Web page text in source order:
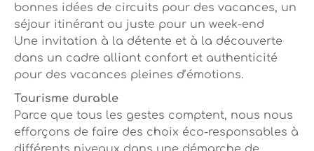
bonnes idées de circuits pour des vacances, un
séjour itinérant ou juste pour un week-end
Une invitation à la détente et à la découverte
dans un cadre alliant confort et authenticité
pour des vacances pleines d’émotions.
Tourisme durable
Parce que tous les gestes comptent, nous nous
efforçons de faire des choix éco-responsables à